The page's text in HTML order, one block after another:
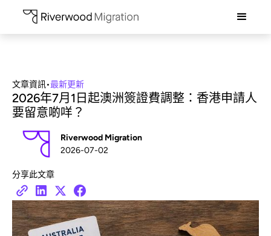
文章資訊•最新更新
2026年7月1日起澳洲簽證費調整：香港申請人
要留意啲咩？
Riverwood Migration
2026-07-02
分享此文章